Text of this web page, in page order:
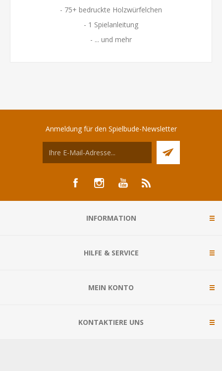
- 75+ bedruckte Holzwürfelchen
- 1 Spielanleitung
- ... und mehr
Anmeldung für den Spielbude-Newsletter
INFORMATION
HILFE & SERVICE
MEIN KONTO
KONTAKTIERE UNS